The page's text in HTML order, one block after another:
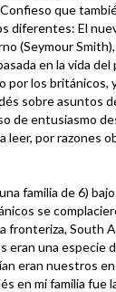
que
diferentes: El
(Seymour
en la vida
por los británicos,
sobre asuntos
de entusiasmo
por razones
familia de 6)
se
fronteriza, South
eran una especie
eran nuestros
en mi familia fue